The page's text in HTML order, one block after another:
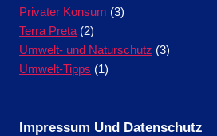
Privater Konsum (3)
Terra Preta (2)
Umwelt- und Naturschutz (3)
Umwelt-Tipps (1)
Impressum Und Datenschutz